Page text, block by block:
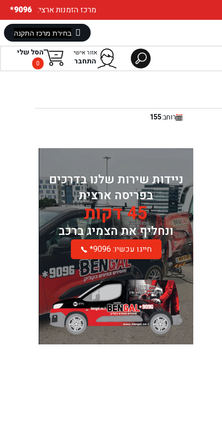
*9096 :מרכז הזמנות ארצי
הסל שלי
0
אזור אישי
התחבר
רוחב:155
ניידות שירות שלנו בדרכים
בפריסה ארצית
45 דקות
ונחליף את הצמיג ברכב
*חייגו עכשיו: 9096